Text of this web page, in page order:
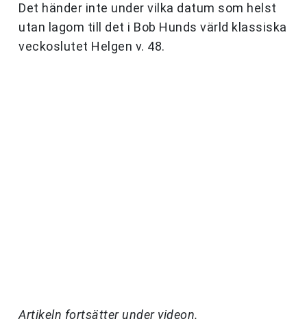
Det händer inte under vilka datum som helst
utan lagom till det i Bob Hunds värld klassiska
veckoslutet Helgen v. 48.
Artikeln fortsätter under videon.